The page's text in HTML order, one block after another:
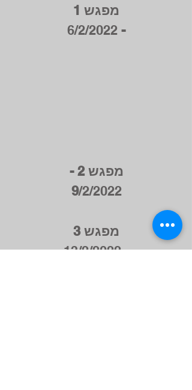
מפגש 1
-
6/2/2022
מפגש 2 -
9/2/2022
מפגש 3
-
13/2/2022